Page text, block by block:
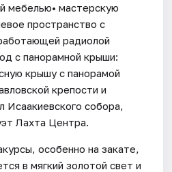
мебелью• мастерскую
пространство с
радиолой
с панорамной крыши:
крышу с панорамой
крепости и
Исаакиевского собора,
Лахта Центра.
особенно на закате,
в мягкий золотой свет и